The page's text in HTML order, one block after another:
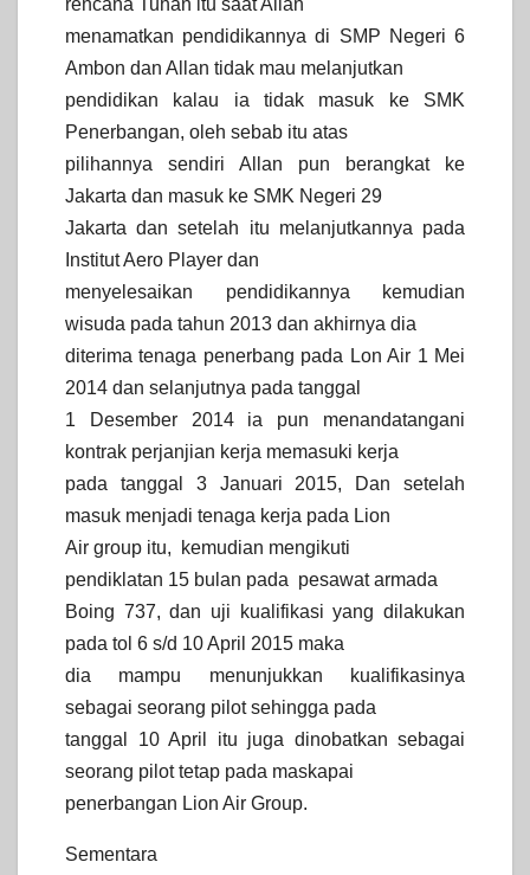
rencana Tuhan itu saat Allan
menamatkan pendidikannya di SMP Negeri 6
Ambon dan Allan tidak mau melanjutkan
pendidikan kalau ia tidak masuk ke SMK
Penerbangan, oleh sebab itu atas
pilihannya sendiri Allan pun berangkat ke
Jakarta dan masuk ke SMK Negeri 29
Jakarta dan setelah itu melanjutkannya pada
Institut Aero Player dan
menyelesaikan pendidikannya kemudian
wisuda pada tahun 2013 dan akhirnya dia
diterima tenaga penerbang pada Lon Air 1 Mei
2014 dan selanjutnya pada tanggal
1 Desember 2014 ia pun menandatangani
kontrak perjanjian kerja memasuki kerja
pada tanggal 3 Januari 2015, Dan setelah
masuk menjadi tenaga kerja pada Lion
Air group itu, kemudian mengikuti
pendiklatan 15 bulan pada pesawat armada
Boing 737, dan uji kualifikasi yang dilakukan
pada tol 6 s/d 10 April 2015 maka
dia mampu menunjukkan kualifikasinya
sebagai seorang pilot sehingga pada
tanggal 10 April itu juga dinobatkan sebagai
seorang pilot tetap pada maskapai
penerbangan Lion Air Group.
Sementara